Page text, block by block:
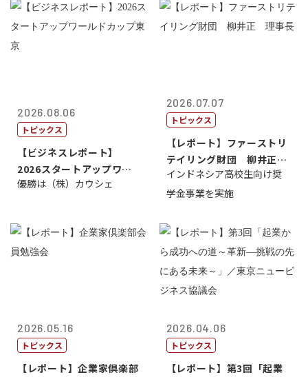
2026.08.06
トピックス
【ビジネスレポート】
2026スタートアップワー
ルドカップ東京
優勝は（株）カウシェ
2026.07.07
トピックス
【レポート】ファーストリ
テイリング財団 柳井正
理事長
インドネシア高校生向け奨
学金事業を実施
2026.05.16
トピックス
【レポート】企業家倶楽部
2026.04.06
トピックス
【レポート】第3回「起業